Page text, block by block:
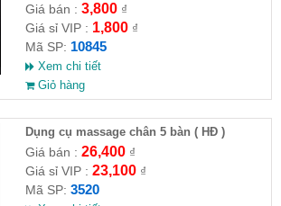
Giá bán : 3,800₫
Giá sỉ VIP : 1,800₫
Mã SP: 10845
Xem chi tiết
Giỏ hàng
Dụng cụ massage chân 5 bàn ( HĐ )
Giá bán : 26,400₫
Giá sỉ VIP : 23,100₫
Mã SP: 3520